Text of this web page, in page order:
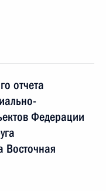
отчета
Федерации
Восточная